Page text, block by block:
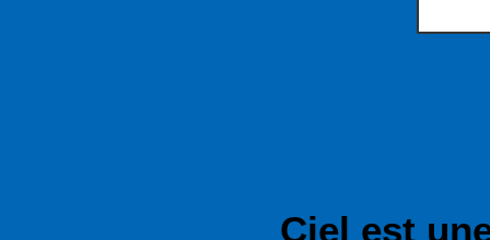
Ciel est